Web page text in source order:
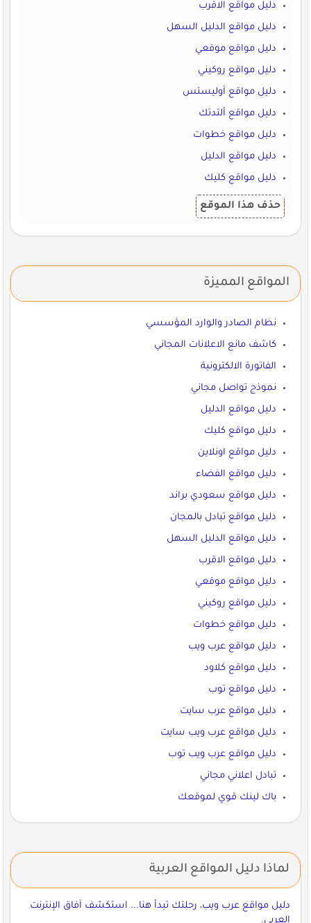
دليل مواقع الاقرب
دليل مواقع الدليل السهل
دليل مواقع موقعي
دليل مواقع روكيني
دليل مواقع آوليستس
دليل مواقع ألتدتك
دليل مواقع خطوات
دليل مواقع الدليل
دليل مواقع كليك
حذف هذا الموقع
المواقع المميزة
نظام الصادر والوارد المؤسسي
كاشف مانع الاعلانات المجاني
الفاتورة الالكترونية
نموذج تواصل مجاني
دليل مواقع الدليل
دليل مواقع كليك
دليل مواقع اونلاين
دليل مواقع الفضاء
دليل مواقع سعودي براند
دليل مواقع تبادل بالمجان
دليل مواقع الدليل السهل
دليل مواقع الاقرب
دليل مواقع موقعي
دليل مواقع روكيني
دليل مواقع خطوات
دليل مواقع عرب ويب
دليل مواقع كلاود
دليل مواقع توب
دليل مواقع عرب سايت
دليل مواقع عرب ويب سايت
دليل مواقع عرب ويب توب
تبادل اعلاني مجاني
باك لينك قوي لموقعك
لماذا دليل المواقع العربية
دليل مواقع عرب ويب، رحلتك تبدأ هنا... استكشف آفاق الإنترنت
العربي.